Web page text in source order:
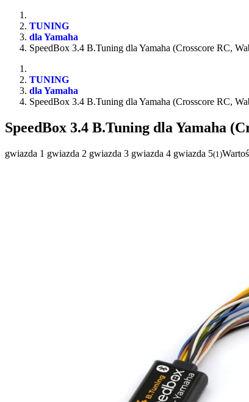
TUNING
dla Yamaha
SpeedBox 3.4 B.Tuning dla Yamaha (Crosscore RC,
TUNING
dla Yamaha
SpeedBox 3.4 B.Tuning dla Yamaha (Crosscore RC,
SpeedBox 3.4 B.Tuning dla Yamaha
gwiazda 1 gwiazda 2 gwiazda 3 gwiazda 4 gwiazda 5(1 )